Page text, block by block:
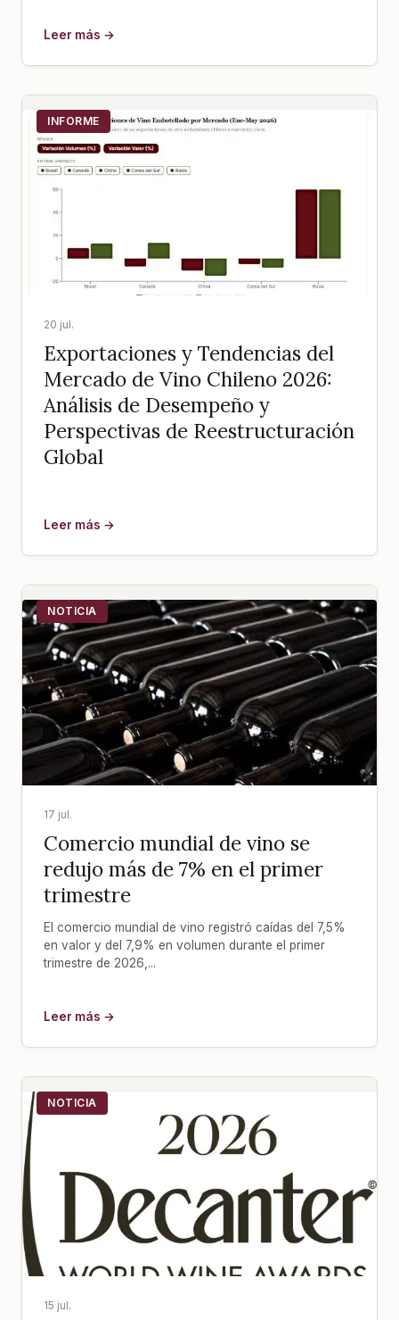
Leer más →
INFORME
20 jul.
Exportaciones y Tendencias del
Mercado de Vino Chileno 2026:
Análisis de Desempeño y
Perspectivas de Reestructuración
Global
Leer más →
NOTICIA
17 jul.
Comercio mundial de vino se
redujo más de 7% en el primer
trimestre
El comercio mundial de vino registró caídas del 7,5%
en valor y del 7,9% en volumen durante el primer
trimestre de 2026,...
Leer más →
NOTICIA
15 jul.